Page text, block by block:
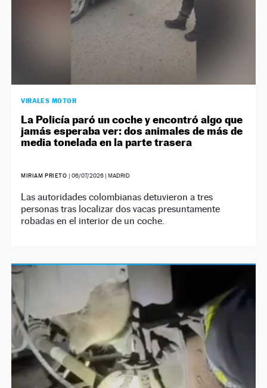
VIRALES MOTOR
La Policía paró un coche y encontró algo que
jamás esperaba ver: dos animales de más de
media tonelada en la parte trasera
MIRIAM PRIETO | 06/07/2026| MADRID
Las autoridades colombianas detuvieron a tres
personas tras localizar dos vacas presuntamente
robadas en el interior de un coche.